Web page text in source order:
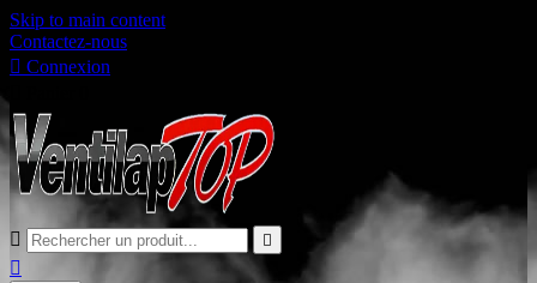
Skip to main content
Contactez-nous
 Connexion
 
